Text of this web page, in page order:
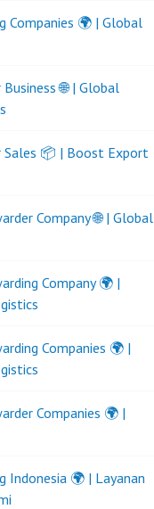
Companies 🌍 | Global
🌐 | Global
Sales 📦 | Boost Export
Company 🌐 | Global
Company 🌍 |
Companies 🌍 |
Companies 🌍 |
Indonesia 🌍 | Layanan